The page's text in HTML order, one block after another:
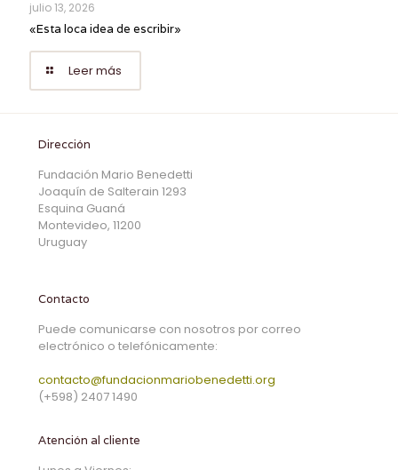
julio 13, 2026
«Esta loca idea de escribir»
Leer más
Dirección
Fundación Mario Benedetti
Joaquín de Salterain 1293
Esquina Guaná
Montevideo, 11200
Uruguay
Contacto
Puede comunicarse con nosotros por correo
electrónico o telefónicamente:
contacto@fundacionmariobenedetti.org
(+598) 2407 1490
Atención al cliente